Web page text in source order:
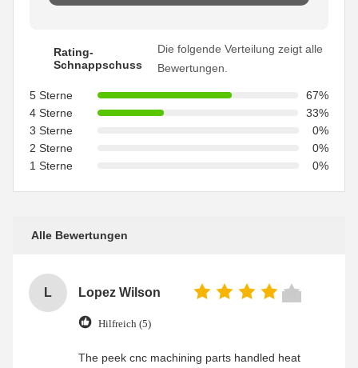
Rating-
Schnappschuss
Die folgende Verteilung zeigt alle
Bewertungen.
5 Sterne
67%
4 Sterne
33%
3 Sterne
0%
2 Sterne
0%
1 Sterne
0%
Alle Bewertungen
L Lopez Wilson
Hilfreich (5)
The peek cnc machining parts handled heat